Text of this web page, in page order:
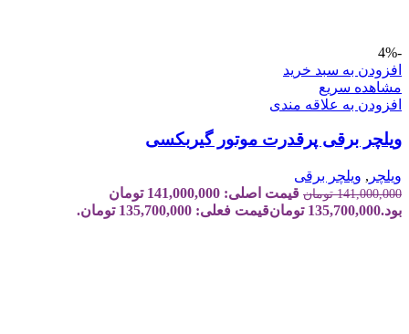
-4%
افزودن به سبد خرید
مشاهده سریع
افزودن به علاقه مندی
ویلچر برقی پرقدرت موتور گیربکسی
ویلچر , ویلچر برقی
141,000,000 تومان
قیمت اصلی: 141,000,000 تومان
بود.135,700,000 تومانقیمت فعلی: 135,700,000 تومان.